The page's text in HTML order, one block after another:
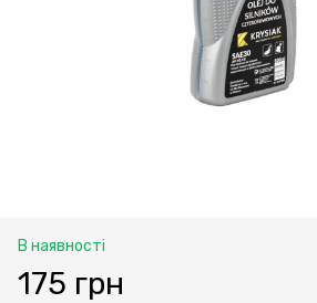
В наявності
175 грн